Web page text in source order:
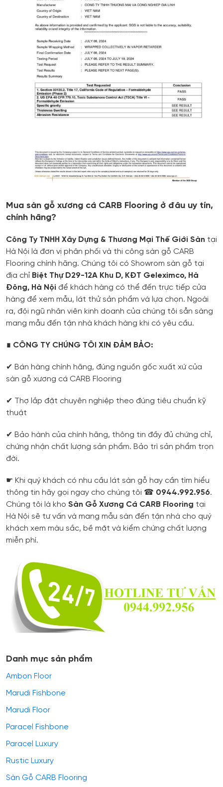
Mua sàn gỗ xương cá CARB Flooring ở đâu uy tín,
chính hãng?
Công Ty TNHH Xây Dựng & Thương Mại Thế Giới Sàn tại
Hà Nội là đơn vị phân phối và thi công sàn gỗ CARB
Flooring chính hãng. Chúng tôi có Showrom sàn gỗ tại
địa chỉ Biệt Thự D29-12A Khu D, KĐT Geleximco, Hà
Đông, Hà Nội để khách hàng có thể đến trực tiếp cửa
hàng để xem mẫu, lát thử sản phẩm và lựa chọn. Ngoài
ra, đội ngũ nhân viên kinh doanh của chúng tôi sẵn sàng
mang mẫu đến tận nhà khách hàng khi có yêu cầu.
∎ CÔNG TY CHÚNG TÔI XIN ĐẢM BẢO:
✔ Bán hàng chính hãng, đúng nguồn gốc xuất xứ của
sàn gỗ xương cá CARB Flooring
✔ Thợ lắp đặt chuyên nghiệp theo đúng tiêu chuẩn kỹ
thuật
✔ Bảo hành của chính hãng, thông tin đầy đủ chứng chỉ,
chứng nhận chất lượng sản phẩm. Bảo trì sản phẩm trọn
đời.
☛ Khi quý khách có nhu cầu lát sàn gỗ hay cần tìm hiểu
thông tin hãy gọi ngay cho chúng tôi ☎ 0944.992.956.
Chúng tôi là kho Sàn Gỗ Xương Cá CARB Flooring tại
Hà Nội sẽ tư vấn và mang mẫu sàn đến tận nhà cho quý
khách xem màu sắc, bề mặt và kiểm chứng chất lượng
miễn phí.
Danh mục sản phẩm
Ambon Floor
Marudi Fishbone
Marudi Floor
Paracel Fishbone
Paracel Luxury
Rustic Luxury
Sàn Gỗ CARB Flooring